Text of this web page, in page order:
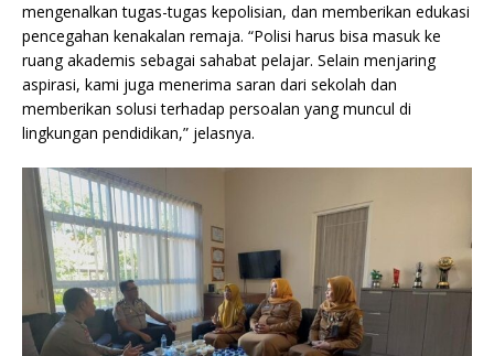
mengenalkan tugas-tugas kepolisian, dan memberikan edukasi
pencegahan kenakalan remaja. “Polisi harus bisa masuk ke
ruang akademis sebagai sahabat pelajar. Selain menjaring
aspirasi, kami juga menerima saran dari sekolah dan
memberikan solusi terhadap persoalan yang muncul di
lingkungan pendidikan,” jelasnya.